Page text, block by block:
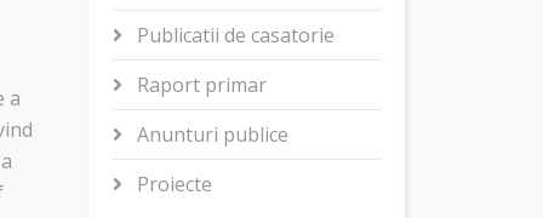
a
Publicatii de casatorie
Raport primar
Anunturi publice
Proiecte